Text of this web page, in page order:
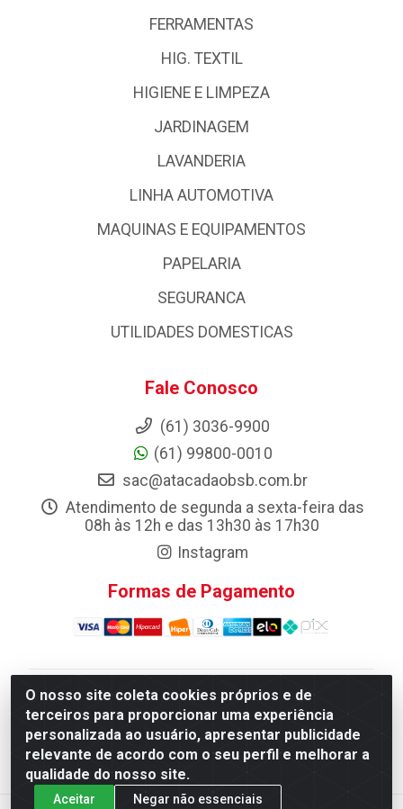
O nosso site coleta cookies próprios e de
terceiros para proporcionar uma experiência
personalizada ao usuário, apresentar publicidade
relevante de acordo com o seu perfil e melhorar a
qualidade do nosso site.
Aceitar Negar não essenciais
FERRAMENTAS
HIG. TEXTIL
HIGIENE E LIMPEZA
JARDINAGEM
LAVANDERIA
LINHA AUTOMOTIVA
MAQUINAS E EQUIPAMENTOS
PAPELARIA
SEGURANCA
UTILIDADES DOMESTICAS
Fale Conosco
(61) 3036-9900
(61) 99800-0010
sac@atacadaobsb.com.br
Atendimento de segunda a sexta-feira das
08h às 12h e das 13h30 às 17h30
Instagram
Formas de Pagamento
Atacadao da Limpeza F. Pereira Queiroz Comercio e
Distribuicao LTDA - Quadra Qi 10 Lotes 39 e, 41 - Setor
Industrial (Taguatinga), Brasília/DF - CEP 72.135-100 -
CNPJ 13.184.675/0001-80